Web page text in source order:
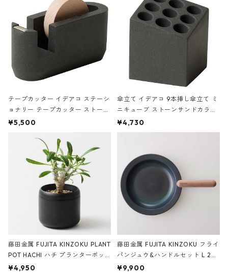
テープカッター イデアコ ステーシ
ョナリー テープカッター ストーン
サンドカラー 石調 ideaco Station
¥5,500
傘立て イデアコ 9本挿し傘立て ミ
ニキューブ ストーンサンドカラー
石調 ideaco Umbrella Stand CUB
E ストーンサンドブラック
¥4,730
藤田金属 FUJITA KINZOKU PLANT
POT HACHI ハチ プランターポッ
ト 3号 ブラック
¥4,950
藤田金属 FUJITA KINZOKU フライ
パンジュウ&ハンドルセット L 24c
m ガス火・IH対応 鉄フライパン
¥9,900